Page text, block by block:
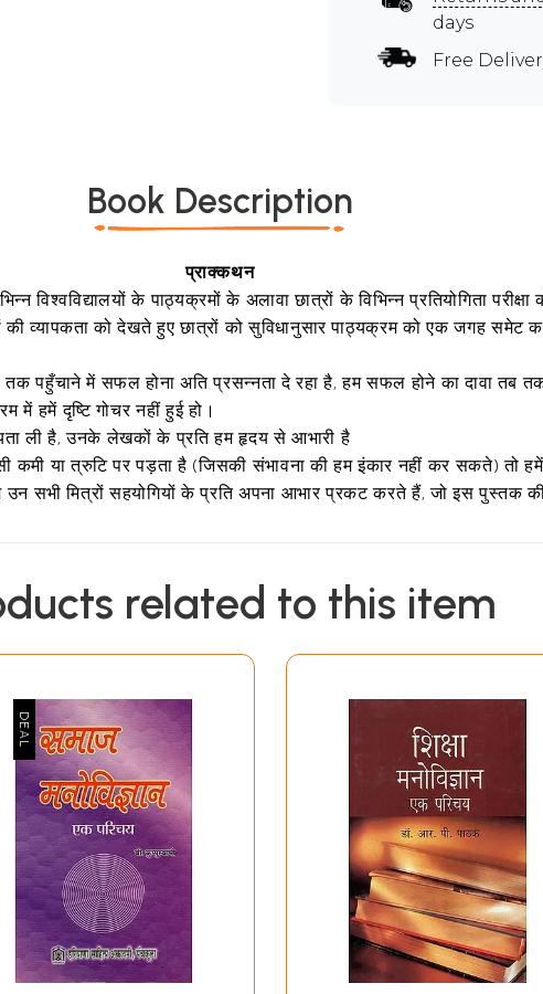
days
Free
Book Description
प्राक्कथन
विश्वविद्यालयों के पाठ्यक्रमों के अलावा छात्रों के विभिन्न प्रतियोगिता
की व्यापकता को देखते हुए छात्रों को सुविधानुसार पाठ्यक्रम को एक जगह समेट
पहुँचाने में सफल होना अति प्रसन्नता दे रहा है, हम सफल होने का दावा तब
हमें दृष्टि गोचर नहीं हुई हो।
ली है, उनके लेखकों के प्रति हम हृदय से आभारी है
कमी या त्रुटि पर पड़ता है (जिसकी संभावना की हम इंकार नहीं कर सकते)
सभी मित्रों सहयोगियों के प्रति अपना आभार प्रकट करते हैं, जो इस पुस्तक
related to this item